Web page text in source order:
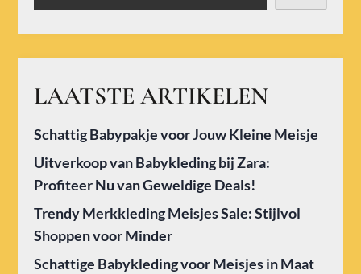
LAATSTE ARTIKELEN
Schattig Babypakje voor Jouw Kleine Meisje
Uitverkoop van Babykleding bij Zara:
Profiteer Nu van Geweldige Deals!
Trendy Merkkleding Meisjes Sale: Stijlvol
Shoppen voor Minder
Schattige Babykleding voor Meisjes in Maat